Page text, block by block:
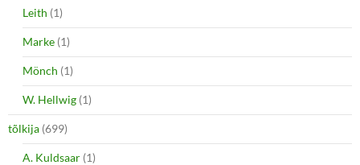
Leith (1)
Marke (1)
Mönch (1)
W. Hellwig (1)
tõlkija (699)
A. Kuldsaar (1)